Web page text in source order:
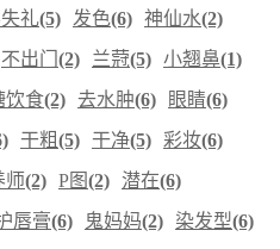
礼(5) 发色(6) 神仙水(2)
不出门 (2) 兰蒄(5) 小翘鼻(1)
饮食(2) 去水肿(6) 眼睛(6)
干粗(5) 干净(5) 彩妆(6)
师(2) P图(2) 潜在(6)
唇膏(6) 鬼妈妈(2) 染发型(6)